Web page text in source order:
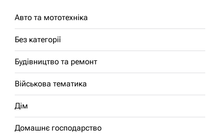
Авто та мототехніка
Без категорії
Будівництво та ремонт
Військова тематика
Дім
Домашнє господарство